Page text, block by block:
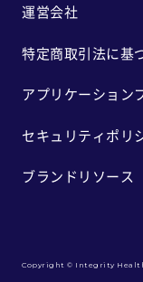
運営会社
特定商取引法に基
アプリケーション
セキュリティポリ
ブランドリソース
Copyright © Integrity